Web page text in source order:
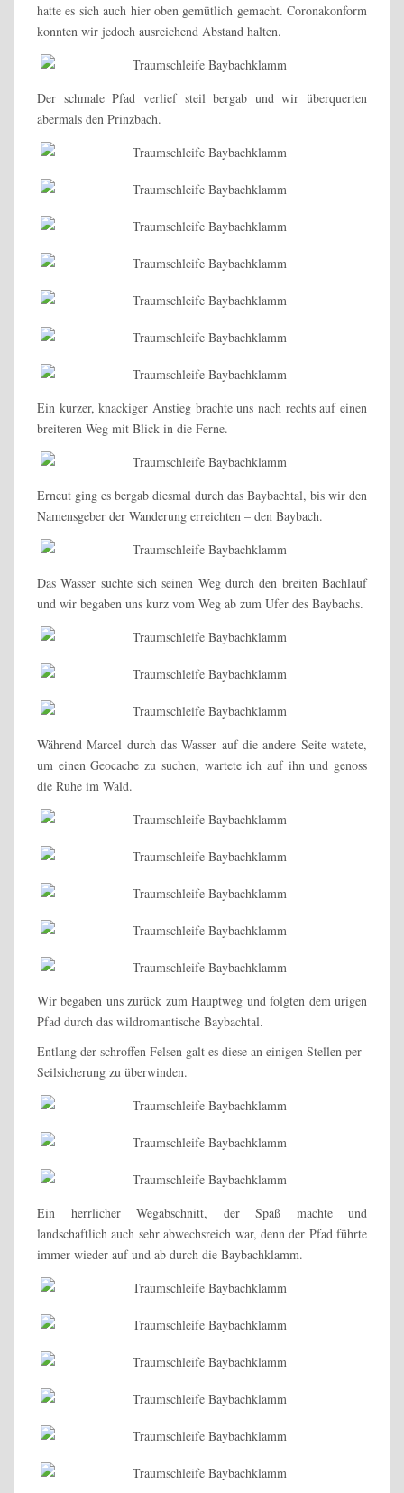
hatte es sich auch hier oben gemütlich gemacht. Coronakonform
konnten wir jedoch ausreichend Abstand halten.
Der schmale Pfad verlief steil bergab und wir überquerten
abermals den Prinzbach.
Ein kurzer, knackiger Anstieg brachte uns nach rechts auf einen
breiteren Weg mit Blick in die Ferne.
Erneut ging es bergab diesmal durch das Baybachtal, bis wir den
Namensgeber der Wanderung erreichten – den Baybach.
Das Wasser suchte sich seinen Weg durch den breiten Bachlauf
und wir begaben uns kurz vom Weg ab zum Ufer des Baybachs.
Während Marcel durch das Wasser auf die andere Seite watete,
um einen Geocache zu suchen, wartete ich auf ihn und genoss
die Ruhe im Wald.
Wir begaben uns zurück zum Hauptweg und folgten dem urigen
Pfad durch das wildromantische Baybachtal.
Entlang der schroffen Felsen galt es diese an einigen Stellen per
Seilsicherung zu überwinden.
Ein herrlicher Wegabschnitt, der Spaß machte und
landschaftlich auch sehr abwechsreich war, denn der Pfad führte
immer wieder auf und ab durch die Baybachklamm.